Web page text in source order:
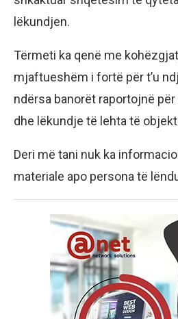
lëkundjen.
Tërmeti ka qenë me
mjaftueshëm i fortë për t’u
ndërsa banorët raportojnë
dhe lëkundje të lehta të
Deri më tani nuk ka
materiale apo persona të